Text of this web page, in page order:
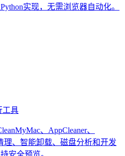
实现，无需浏览器自动化。
工具
、AppCleaner、
理、智能卸载、磁盘分析和开发
安全预览。